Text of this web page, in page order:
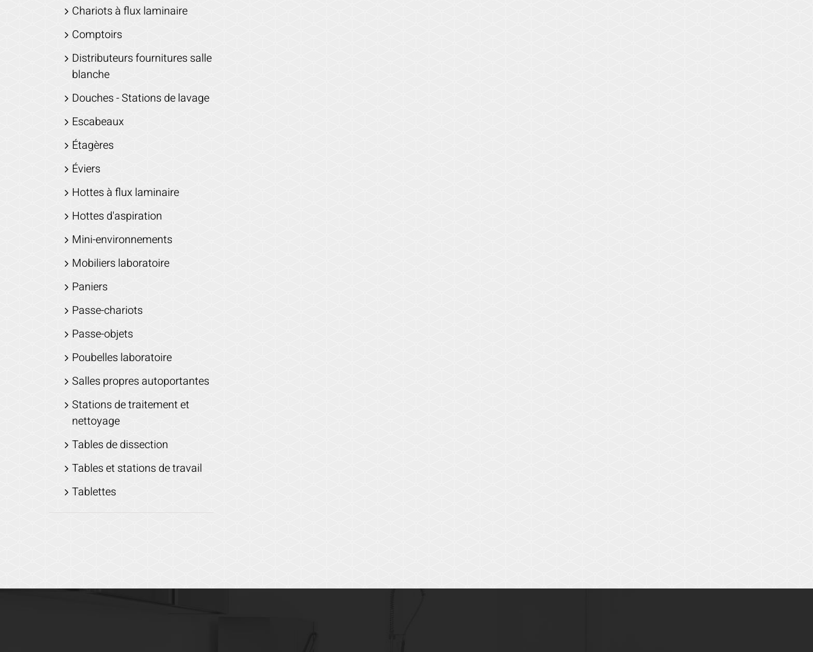
Chariots à flux laminaire
Comptoirs
Distributeurs fournitures salle
blanche
Douches - Stations de lavage
Escabeaux
Étagères
Éviers
Hottes à flux laminaire
Hottes d'aspiration
Mini-environnements
Mobiliers laboratoire
Paniers
Passe-chariots
Passe-objets
Poubelles laboratoire
Salles propres autoportantes
Stations de traitement et
nettoyage
Tables de dissection
Tables et stations de travail
Tablettes